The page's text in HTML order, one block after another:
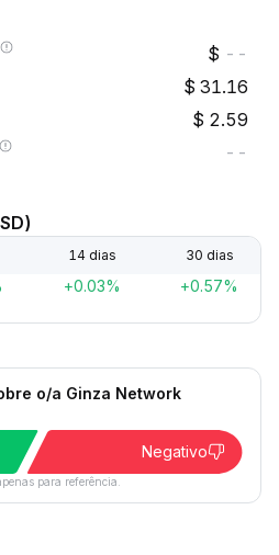
--
31.16
2.59
--
14 dias 30 dias
+0.03% +0.57%
o/a Ginza Network
Negativo
para referência.